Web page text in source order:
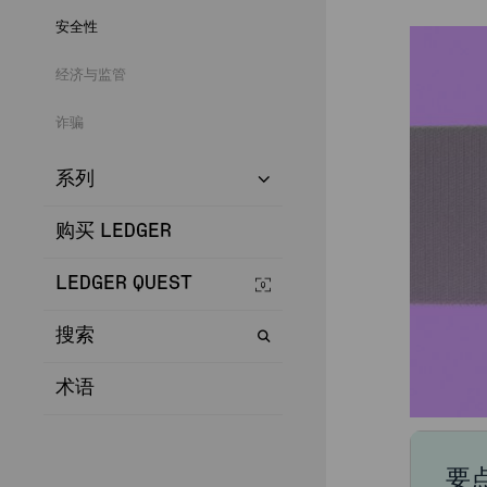
安全性
经济与监管
诈骗
系列
购买 LEDGER
LEDGER QUEST
搜索
术语
要